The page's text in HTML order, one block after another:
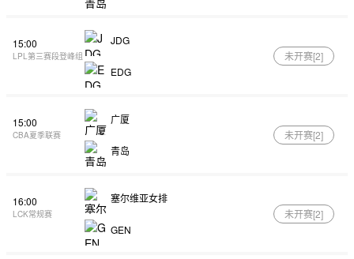
15:00
LPL第三赛段登峰组
JDG
EDG
未开赛[2]
15:00
CBA夏季联赛
广厦
青岛
未开赛[2]
16:00
LCK常规赛
塞尔维亚女排
GEN
未开赛[2]